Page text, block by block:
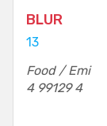
BLUR
13
Food / Emi
4 99129 4